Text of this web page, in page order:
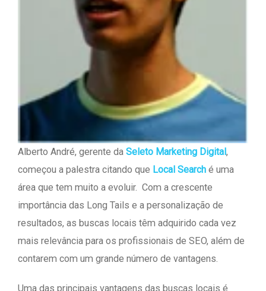
Alberto André, gerente da Seleto Marketing Digital,
começou a palestra citando que Local Search é uma
área que tem muito a evoluir. Com a crescente
importância das Long Tails e a personalização de
resultados, as buscas locais têm adquirido cada vez
mais relevância para os profissionais de SEO, além de
contarem com um grande número de vantagens.
Uma das principais vantagens das buscas locais é